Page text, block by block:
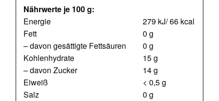
Nährwerte je 100 g:
Energie
279 kJ/ 66 kcal
Fett
0 g
– davon gesättigte Fettsäuren
0 g
Kohlenhydrate
15 g
– davon Zucker
14 g
Eiweiß
< 0,5 g
Salz
0 g